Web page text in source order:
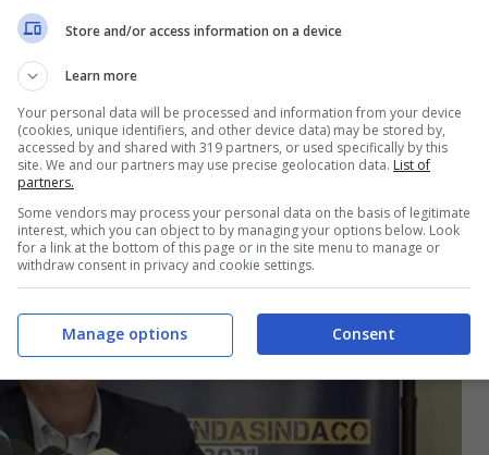
quanto già detto sul
Store and/or access information on a device
Learn more
Your personal data will be processed and information from your device
(cookies, unique identifiers, and other device data) may be stored by,
accessed by and shared with 319 partners, or used specifically by this
site. We and our partners may use precise geolocation data. List of
partners.
Some vendors may process your personal data on the basis of legitimate
interest, which you can object to by managing your options below. Look
for a link at the bottom of this page or in the site menu to manage or
withdraw consent in privacy and cookie settings.
Consent
Manage options